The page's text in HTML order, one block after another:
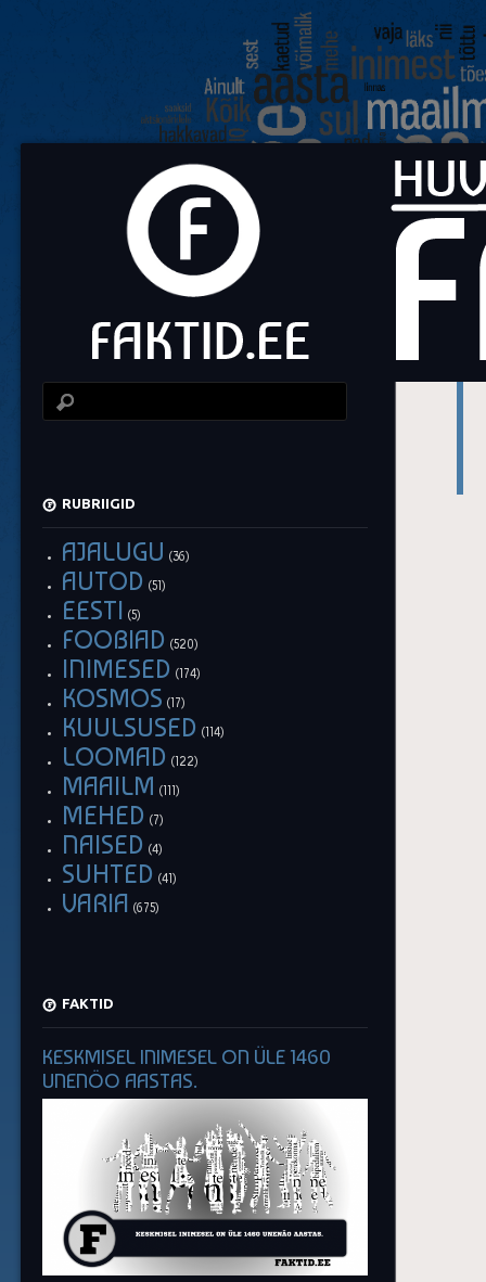
RUBRIIGID
AJALUGU (36)
AUTOD (51)
EESTI (5)
FOOBIAD (520)
INIMESED (174)
KOSMOS (17)
KUULSUSED (114)
LOOMAD (122)
MAAILM (111)
MEHED (7)
NAISED (4)
SUHTED (41)
VARIA (675)
FAKTID
KESKMISEL INIMESEL ON ÜLE 1460
UNENÖO AASTAS.